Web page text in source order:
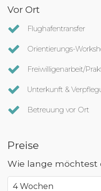
Vor Ort
Flughafentransfer
Orientierungs-
Freiwilligenarbeit/
Unterkunft &
Betreuung vor Ort
Preise
Wie lange möchtest